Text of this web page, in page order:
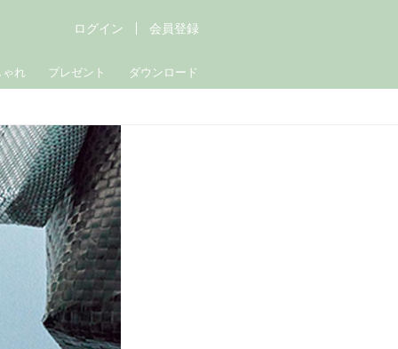
ゃれ プレゼント ダウンロード
ログイン 会員登録